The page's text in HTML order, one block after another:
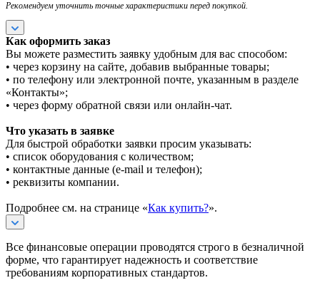
Рекомендуем уточнить точные характеристики перед покупкой.
Как оформить заказ
Вы можете разместить заявку удобным для вас способом:
• через корзину на сайте, добавив выбранные товары;
• по телефону или электронной почте, указанным в разделе
«Контакты»;
• через форму обратной связи или онлайн-чат.
Что указать в заявке
Для быстрой обработки заявки просим указывать:
• список оборудования с количеством;
• контактные данные (e-mail и телефон);
• реквизиты компании.
Подробнее см. на странице «Как купить?».
Все финансовые операции проводятся строго в безналичной
форме, что гарантирует надежность и соответствие
требованиям корпоративных стандартов.